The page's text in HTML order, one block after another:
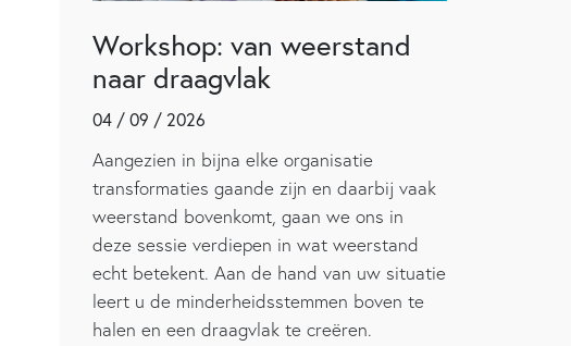
Workshop: van weerstand
naar draagvlak
04 / 09 / 2026
Aangezien in bijna elke organisatie
transformaties gaande zijn en daarbij vaak
weerstand bovenkomt, gaan we ons in
deze sessie verdiepen in wat weerstand
echt betekent. Aan de hand van uw situatie
leert u de minderheidsstemmen boven te
halen en een draagvlak te creëren.